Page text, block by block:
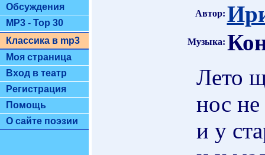
Обсуждения
MP3 - Top 30
Классика в mp3
Моя страница
Вход в театр
Регистрация
Помощь
О сайте поэзии
Автор:
Музыка:
Лето
нос не
и у